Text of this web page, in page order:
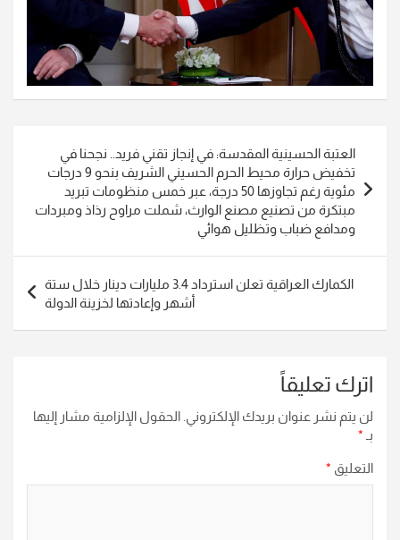
المقالات
العتبة الحسينية المقدسة: في إنجاز تقني فريد.. نجحنا في
تخفيض حرارة محيط الحرم الحسيني الشريف بنحو 9 درجات
مئوية رغم تجاوزها 50 درجة، عبر خمس منظومات تبريد
مبتكرة من تصنيع مصنع الوارث، شملت مراوح رذاذ ومبردات
ومدافع ضباب وتظليل هوائي
الكمارك العراقية تعلن استرداد 3.4 مليارات دينار خلال ستة
أشهر وإعادتها لخزينة الدولة
اترك تعليقاً
لن يتم نشر عنوان بريدك الإلكتروني. الحقول الإلزامية مشار إليها
بـ *
التعليق *